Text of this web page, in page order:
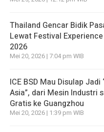
Thailand Gencar Bidik
Lewat Festival
2026
Mei 20, 2026 | 7:04 pm WIB
ICE BSD Mau Disulap Jadi
Asia”, dari Mesin Industri
Gratis ke Guangzhou
Mei 20, 2026 | 1:39 pm WIB